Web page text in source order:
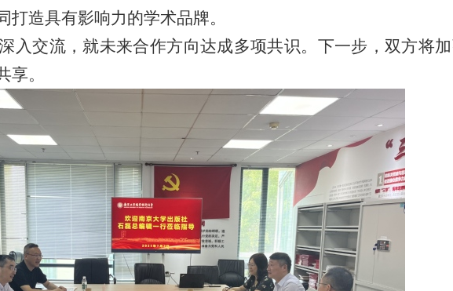
造具有影响力的学术品牌。
入交流，就未来合作方向达成多项共识。下一步，双方将
。